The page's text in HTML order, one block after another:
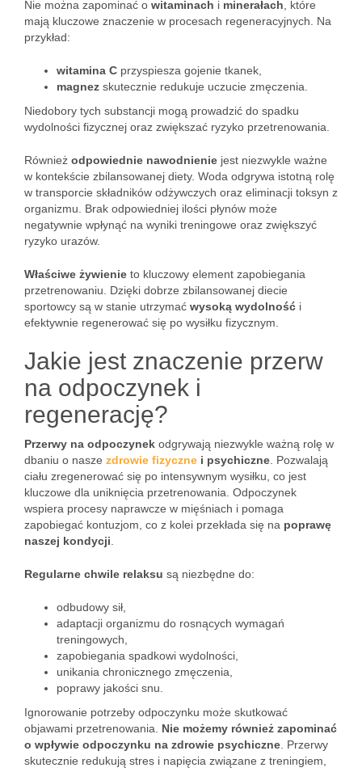
Nie można zapominać o witaminach i minerałach , które
mają kluczowe znaczenie w procesach regeneracyjnych. Na
przykład:
witamina C przyspiesza gojenie tkanek,
magnez skutecznie redukuje uczucie zmęczenia.
Niedobory tych substancji mogą prowadzić do spadku
wydolności fizycznej oraz zwiększać ryzyko przetrenowania.
Również odpowiednie nawodnienie jest niezwykle ważne
w kontekście zbilansowanej diety. Woda odgrywa istotną rolę
w transporcie składników odżywczych oraz eliminacji toksyn z
organizmu. Brak odpowiedniej ilości płynów może
negatywnie wpłynąć na wyniki treningowe oraz zwiększyć
ryzyko urazów.
Właściwe żywienie to kluczowy element zapobiegania
przetrenowaniu. Dzięki dobrze zbilansowanej diecie
sportowcy są w stanie utrzymać wysoką wydolność i
efektywnie regenerować się po wysiłku fizycznym.
Jakie jest znaczenie przerw
na odpoczynek i
regenerację?
Przerwy na odpoczynek odgrywają niezwykle ważną rolę w
dbaniu o nasze zdrowie fizyczne i psychiczne . Pozwalają
ciału zregenerować się po intensywnym wysiłku, co jest
kluczowe dla uniknięcia przetrenowania. Odpoczynek
wspiera procesy naprawcze w mięśniach i pomaga
zapobiegać kontuzjom, co z kolei przekłada się na poprawę
naszej kondycji
Regularne chwile relaksu są niezbędne do:
odbudowy sił,
adaptacji organizmu do rosnących wymagań
treningowych,
zapobiegania spadkowi wydolności,
unikania chronicznego zmęczenia,
poprawy jakości snu.
Ignorowanie potrzeby odpoczynku może skutkować
objawami przetrenowania. Nie możemy również zapominać
o wpływie odpoczynku na zdrowie psychiczne . Przerwy
skutecznie redukują stres i napięcia związane z treningiem,